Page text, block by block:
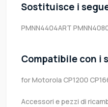
Sostituisce i
PMNN4404ART
Compatibile con i
for Motorola CP1200
Accessori e pezzi di